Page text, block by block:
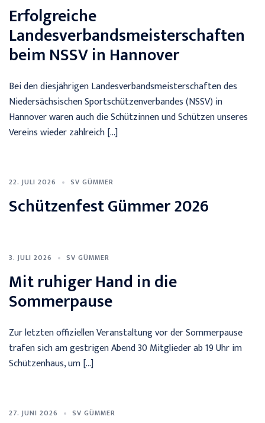
Erfolgreiche
Landesverbandsmeisterschaften
beim NSSV in Hannover
Bei den diesjährigen Landesverbandsmeisterschaften des
Niedersächsischen Sportschützenverbandes (NSSV) in
Hannover waren auch die Schützinnen und Schützen unseres
Vereins wieder zahlreich […]
22. JULI 2026 SV GÜMMER
Schützenfest Gümmer 2026
3. JULI 2026 SV GÜMMER
Mit ruhiger Hand in die
Sommerpause
Zur letzten offiziellen Veranstaltung vor der Sommerpause
trafen sich am gestrigen Abend 30 Mitglieder ab 19 Uhr im
Schützenhaus, um […]
27. JUNI 2026 SV GÜMMER